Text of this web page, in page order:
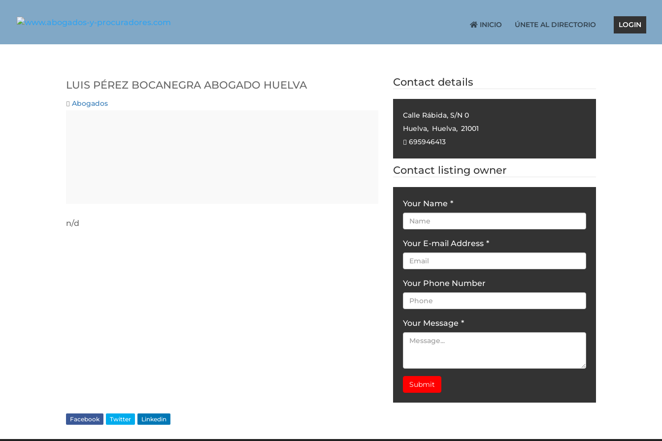
INICIO ÚNETE AL DIRECTORIO LOGIN
Luis Pérez Bocanegra Abogado Huelva
Abogados
n/d
Contact details
Calle Rábida, S/N 0
Huelva, Huelva, 21001
695946413
Contact listing owner
Your Name *
Your E-mail Address *
Your Phone Number
Your Message *
Submit
Facebook Twitter Linkedin